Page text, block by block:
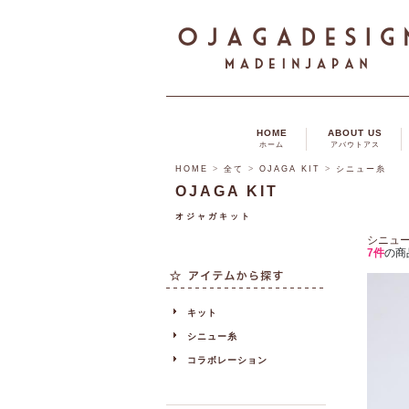
HOME
ホーム
ABOUT US
アバウトアス
HOME > 全て > OJAGA KIT > シニュー糸
シニュ
7件の商
OJAGA KIT
オジャガキット
キット
シニュー糸
コラボレーション